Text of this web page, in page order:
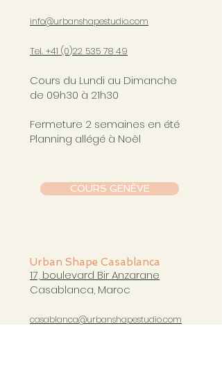
COURS GENÈVE
info@urbanshapestudio.com
Tel. +41 (0)22 535 78 49
Cours du Lundi au Dimanche
de 09h30 à 21h30
Fermeture 2 semaines en été
Planning allégé à Noël
Urban Shape Casablanca
17, boulevard Bir Anzarane
Casablanca, Maroc
casablanca@urbanshapestudio.com